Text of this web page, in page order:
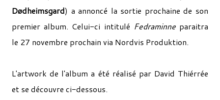
Dødheimsgard) a annoncé la sortie prochaine de son
premier album. Celui-ci intitulé Fedraminneparaitra
le 27 novembre prochain via Nordvis Produktion.
L'artwork de l'album a été réalisé par David Thiérrée
et se découvre ci-dessous.